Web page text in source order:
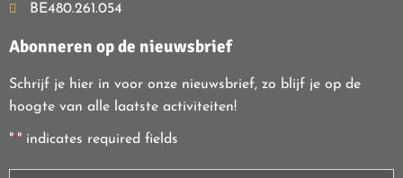
BE480.261.054
Abonneren op de nieuwsbrief
Schrijf je hier in voor onze nieuwsbrief, zo blijf je op de
hoogte van alle laatste activiteiten!
"*" indicates required fields